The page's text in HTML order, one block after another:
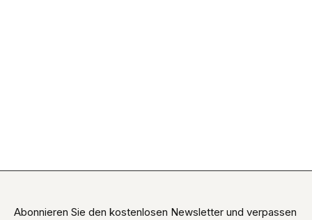
Abonnieren Sie den kostenlosen Newsletter und verpassen